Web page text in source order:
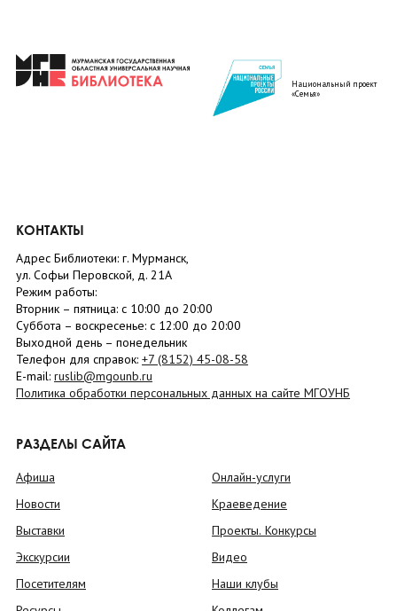
Национальный проект
«Семья»
КОНТАКТЫ
Адрес Библиотеки: г. Мурманск,
ул. Софьи Перовской, д. 21А
Режим работы:
Вторник – пятница: с 10:00 до 20:00
Суббота – воскресенье: c 12:00 до 20:00
Выходной день – понедельник
Телефон для справок: +7 (8152) 45-08-58
E-mail: ruslib@mgounb.ru
Политика обработки персональных данных на сайте МГОУНБ
РАЗДЕЛЫ САЙТА
Афиша
Новости
Выставки
Экскурсии
Посетителям
Онлайн-услуги
Краеведение
Проекты. Конкурсы
Видео
Наши клубы